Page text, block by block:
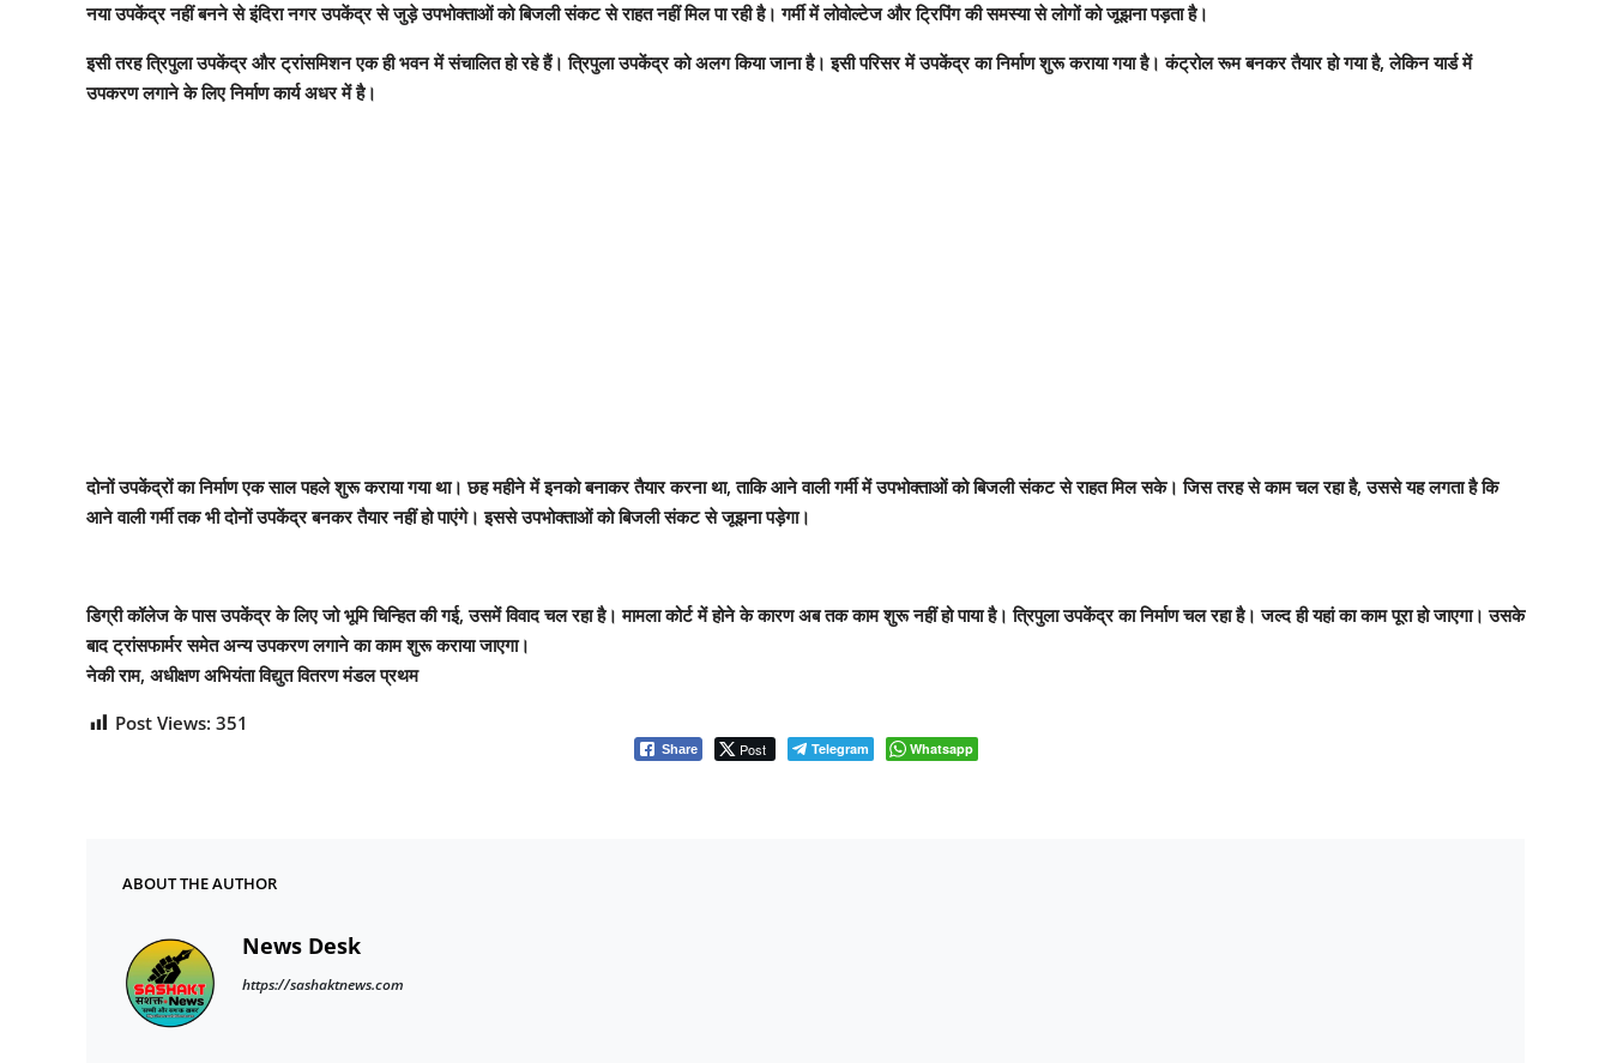
नया उपकेंद्र नहीं बनने से इंदिरा नगर उपकेंद्र से जुड़े उपभोक्ताओं को बिजली संकट से राहत नहीं मिल पा रही है। गर्मी में लोवोल्टेज और ट्रिपिंग की समस्या से लोगों को जूझना पड़ता है।
इसी तरह त्रिपुला उपकेंद्र और ट्रांसमिशन एक ही भवन में संचालित हो रहे हैं। त्रिपुला उपकेंद्र को अलग किया जाना है। इसी परिसर में उपकेंद्र का निर्माण शुरू कराया गया है। कंट्रोल रूम बनकर तैयार हो गया है, लेकिन यार्ड में
उपकरण लगाने के लिए निर्माण कार्य अधर में है।
दोनों उपकेंद्रों का निर्माण एक साल पहले शुरू कराया गया था। छह महीने में इनको बनाकर तैयार करना था, ताकि आने वाली गर्मी में उपभोक्ताओं को बिजली संकट से राहत मिल सके। जिस तरह से काम चल रहा है, उससे यह लगता है कि
आने वाली गर्मी तक भी दोनों उपकेंद्र बनकर तैयार नहीं हो पाएंगे। इससे उपभोक्ताओं को बिजली संकट से जूझना पड़ेगा।
डिग्री कॉलेज के पास उपकेंद्र के लिए जो भूमि चिन्हित की गई, उसमें विवाद चल रहा है। मामला कोर्ट में होने के कारण अब तक काम शुरू नहीं हो पाया है। त्रिपुला उपकेंद्र का निर्माण चल रहा है। जल्द ही यहां का काम पूरा हो जाएगा। उसके
बाद ट्रांसफार्मर समेत अन्य उपकरण लगाने का काम शुरू कराया जाएगा।
नेकी राम, अधीक्षण अभियंता विद्युत वितरण मंडल प्रथम
Post Views: 351
Share Post Telegram Whatsapp
ABOUT THE AUTHOR
News Desk
https://sashaktnews.com